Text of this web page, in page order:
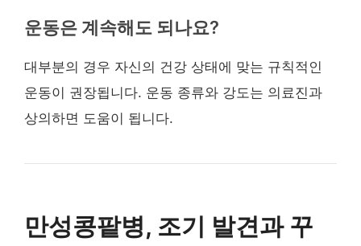
운동은 계속해도 되나요?
대부분의 경우 자신의 건강 상태에 맞는 규칙적인
운동이 권장됩니다. 운동 종류와 강도는 의료진과
상의하면 도움이 됩니다.
만성콩팥병, 조기 발견과 꾸